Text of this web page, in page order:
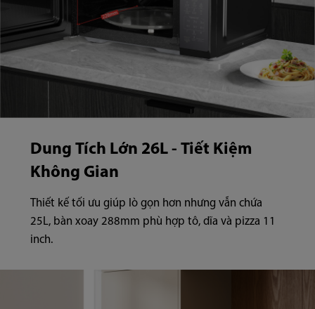
Dung Tích Lớn 26L - Tiết Kiệm
Không Gian
Thiết kế tối ưu giúp lò gọn hơn nhưng vẫn chứa
25L, bàn xoay 288mm phù hợp tô, dĩa và pizza 11
inch.